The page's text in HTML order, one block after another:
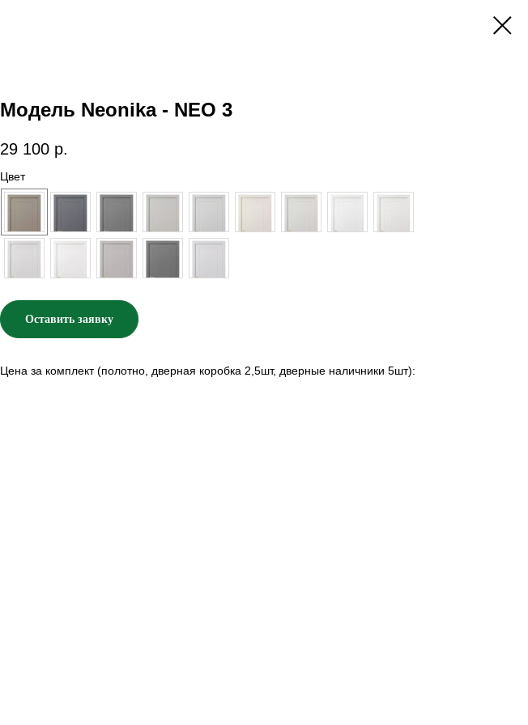
Модель Neonika - NEO 3
29 100 р.
Цвет
Оставить заявку
Цена за комплект (полотно, дверная коробка 2,5шт, дверные наличники 5шт):